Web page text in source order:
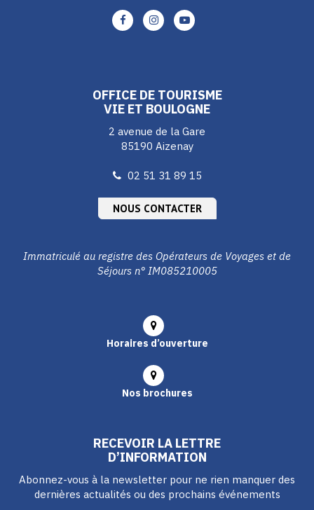
Lien
vers
Lien
vers
Lien
OFFICE DE TOURISME
VIE ET BOULOGNE
2 avenue de la Gare
85190 Aizenay
02 51 31 89 15
NOUS CONTACTER
Immatriculé au registre des Opérateurs de Voyages et de
Séjours n° IM085210005
Horaires d’ouverture
Nos brochures
RECEVOIR LA LETTRE
D’INFORMATION
Abonnez-vous à la newsletter pour ne rien manquer des
dernières actualités ou des prochains événements